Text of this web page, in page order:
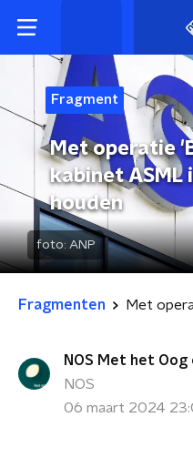
Fragment
Met operatie
kabinet ASML
houden
foto: ANP
Fragmenten
NOS Met het Oog
NOS
06 maart 2024